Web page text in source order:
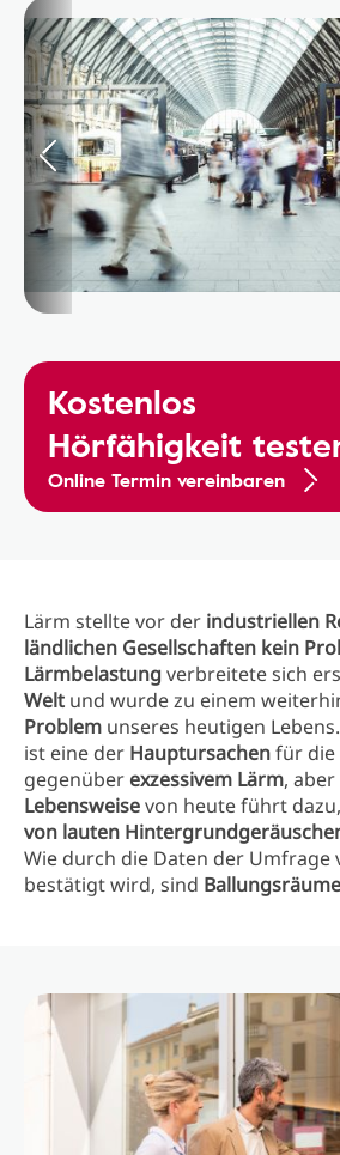
Kostenlos
Hörfähigkeit
Online Termin vereinbaren
Lärm stellte vor der industriellen
ländlichen Gesellschaften kein
Lärmbelastungverbreitete sich
Welt und wurde zu einem
Problem unseres heutigen
ist eine der Hauptursachenfür die
gegenüber exzessivem Lärm,
Lebensweisevon heute führt
von lauten
Wie durch die Daten der Umfrage
bestätigt wird, sind